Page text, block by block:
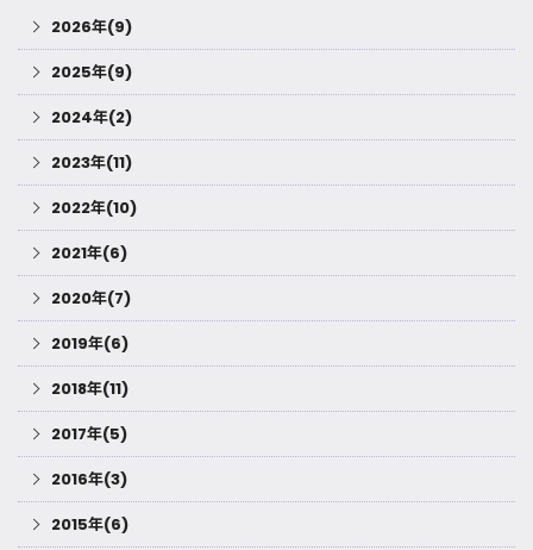
2026年(9)
2025年(9)
2024年(2)
2023年(11)
2022年(10)
2021年(6)
2020年(7)
2019年(6)
2018年(11)
2017年(5)
2016年(3)
2015年(6)